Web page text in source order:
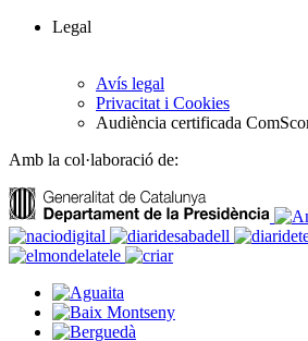
Legal
Avís legal
Privacitat i Cookies
Audiència certificada
Amb la col·laboració de: